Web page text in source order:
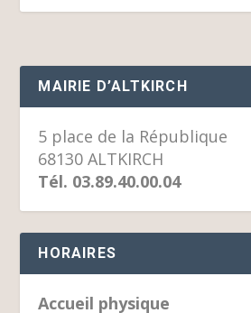
MAIRIE D’ALTKIRCH
5 place de la République
68130 ALTKIRCH
Tél. 03.89.40.00.04
HORAIRES
Accueil physique